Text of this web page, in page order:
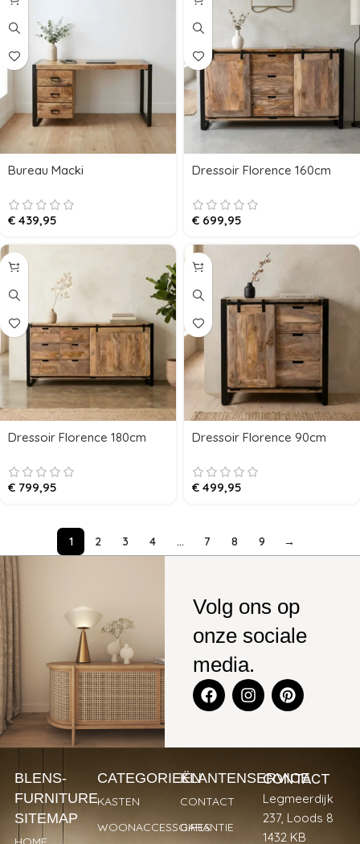
Bureau Macki
€ 439,95
Dressoir Florence 160cm
€ 699,95
Dressoir Florence 180cm
€ 799,95
Dressoir Florence 90cm
€ 499,95
1 2 3 4 … 7 8 9 →
Volg ons op
onze sociale
media.
BLENS-
FURNITURE
SITEMAP
CATEGORIEËN
KASTEN
WOONACCESSOIRES
KLANTENSERVICE
CONTACT
GARANTIE
CONTACT
Legmeerdijk
237, Loods 8
1432 KB